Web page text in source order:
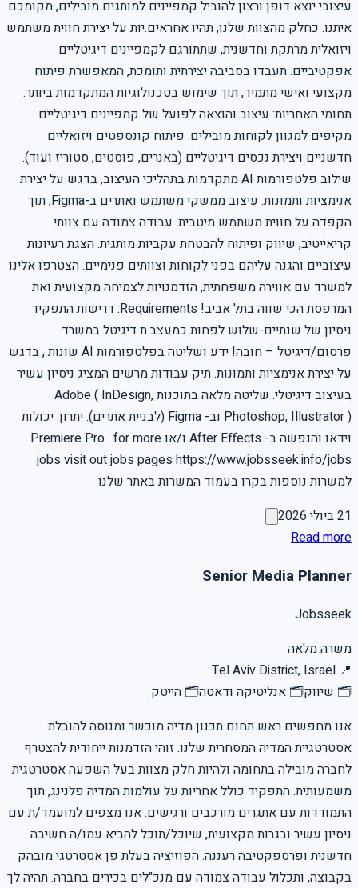
עיצובי יוצא דופן ורצון להוביל קמפיינים למותגים מובילים, מקומכם
איתנו. כחלק מהצוות שלנו, תהיו אחראים.יות על יצירת חווית משתמש
ויזואלית מרתקת וחדשנית, שתתורגם לקמפיינים דיגיטליים
אפקטיביים. תעבדו בסביבה יצירתית ותומכת, המאפשרת פיתוח
מקצועי ואישי מתמיד, תוך שימוש בטכנולוגיות המתקדמות ביותר.
תחומי האחריות: עיצוב והוצאה לפועל של קמפיינים דיגיטליים
מקיפים למגוון לקוחות מובילים. פיתוח קונספטים ויזואליים
חדשניים ויצירת נכסים דיגיטליים (באנרים, פוסטים, סטוריז ועוד).
שילוב פלטפורמות AI מתקדמות בתהליכי העיצוב, בדגש על יצירת
אנימציות ותמונות. עיצוב ממשקי משתמש ואתרים ב-Figma, תוך
הקפדה על חווית משתמש מיטבית. עבודה צמודה עם צוותי
קריאייטיב, שיווק ופיתוח להבטחת עקביות מותגית. הצגת רעיונות
עיצוביים והגנה עליהם בפני לקוחות וצוותים פנימיים. הצטרפו אלינו
למשרד עם אווירה משפחתית, הזדמנויות לצמיחה מקצועית ואת
המרפסת הכי שווה בתל אביב! Requirements: דרישות התפקיד:
ניסיון של שנתיים-שלוש לפחות כמעצב.ת דיגיטל במשרד
פרסום/דיגיטל – חובה! ידע ושליטה בפלטפורמות AI שונות , בדגש
על יצירת אנימציות ותמונות. תיק עבודות מרשים המציג ניסיון עשיר
בעיצוב דיגיטלי. שליטה מלאה בתוכנות Adobe ( InDesign,
Photoshop, Illustrator ) וב- Figma (לבניית אתרים). יתרון: יכולות
וידאו והנפשה ב- After Effects ו/או Premiere Pro . for more
jobs visit out jobs pages https://www.jobsseek.info/jobs
למשרות נוספות בקרו בעמוד המשרות באתר שלנו
21 ביולי 2026
Read more
Senior Media Planner
Jobsseek
משרה מלאה
📍
Tel Aviv District, Israel
🗂 שיווק🗂 אנליטיקה ודאטה🗂 הייטק
אנו מחפשים ראש תחום תכנון מדיה מוכשר ומנוסה להובלת
אסטרטגיית המדיה המסחרית שלנו. זוהי הזדמנות ייחודית להצטרף
לחברה מובילה בתחומה ולהיות חלק מצוות בעל השפעה אסטרטגית
משמעותית. התפקיד כולל אחריות על עולמות המדיה פלנינג, תוך
התמודדות עם אתגרים מורכבים ורגישים. אנו מצפים למועמד/ת עם
ניסיון עשיר ובגרות מקצועית, שיוכל/תוכל להביא עמו/ה חשיבה
חדשנית ופרספקטיבה רעננה. הפוזיציה בעלת פן אסטרטגי מובהק
בקבוצה, ותכלול עבודה צמודה עם מנכ"לים בכירים בחברה. תהיה לך